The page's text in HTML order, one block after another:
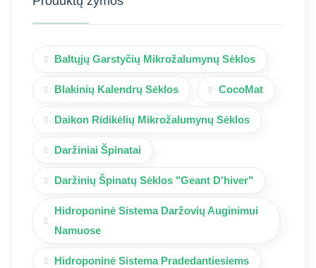
Baltųjų Garstyčių Mikrožalumynų Sėklos
Blakinių Kalendrų Sėklos CocoMat
Daikon Ridikėlių Mikrožalumynų Sėklos
Daržiniai Špinatai
Daržinių Špinatų Sėklos "Geant D'hiver"
Hidroponinė Sistema Daržovių Auginimui
Namuose
Hidroponinė Sistema Pradedantiesiems